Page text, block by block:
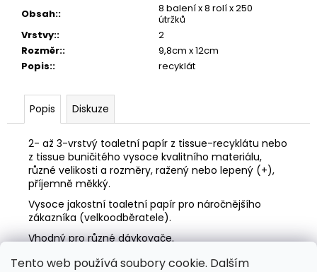
Tento web používá soubory cookie. Dalším
Obsah::
8 balení x 8 rolí x 250
útržků
Vrstvy::
2
Rozměr::
9,8cm x 12cm
Popis:: recyklát
Popis Diskuze
2- až 3-vrstvý toaletní papír z tissue-recyklátu nebo
z tissue buničitého vysoce kvalitního materiálu,
různé velikosti a rozměry, ražený nebo lepený (+),
příjemně měkký.
Vysoce jakostní toaletní papír pro náročnějšího
zákazníka (velkoodběratele).
Vhodný pro různé dávkovače.
m
e
TORK
VLHČENÉ
NA
POVRCHY
HANDY
BUCKET
315
Kč